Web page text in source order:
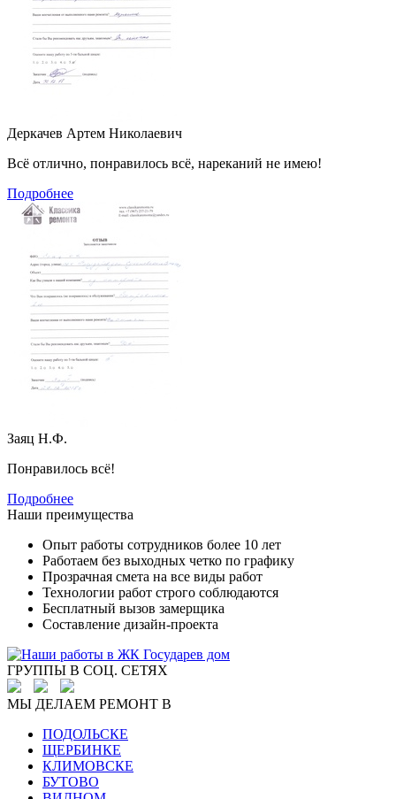
Деркачев Артем Николаевич
Всё отлично, понравилось всё, нареканий не имею!
Подробнее
Заяц Н.Ф.
Понравилось всё!
Подробнее
Наши преимущества
Опыт работы сотрудников более 10 лет
Работаем без выходных четко по графику
Прозрачная смета на все виды работ
Технологии работ строго соблюдаются
Бесплатный вызов замерщика
Составление дизайн-проекта
ГРУППЫ В СОЦ. СЕТЯХ
МЫ ДЕЛАЕМ РЕМОНТ В
ПОДОЛЬСКЕ
ЩЕРБИНКЕ
КЛИМОВСКЕ
БУТОВО